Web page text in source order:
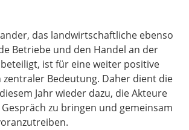
das landwirtschaftliche ebenso
Betriebe und den Handel an der
ist für eine weiter positive
zentraler Bedeutung. Daher dient die
Jahr wieder dazu, die Akteure
zu bringen und gemeinsam